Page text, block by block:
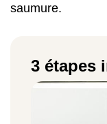
saumure.
3 étapes